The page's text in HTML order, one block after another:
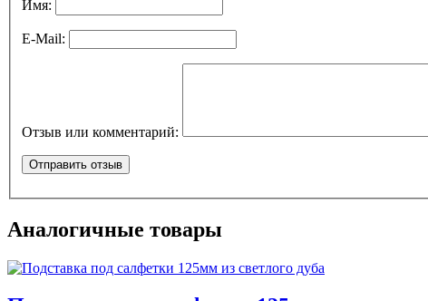
Имя:
E-Mail:
Отзыв или комментарий:
Аналогичные товары